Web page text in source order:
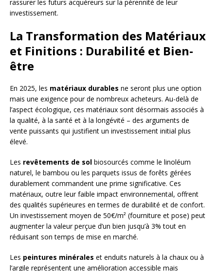
rassurer les futurs acquéreurs sur la pérennité de leur
investissement.
La Transformation des Matériaux
et Finitions : Durabilité et Bien-
être
En 2025, les matériaux durables ne seront plus une option
mais une exigence pour de nombreux acheteurs. Au-delà de
l’aspect écologique, ces matériaux sont désormais associés à
la qualité, à la santé et à la longévité – des arguments de
vente puissants qui justifient un investissement initial plus
élevé.
Les revêtements de sol biosourcés comme le linoléum
naturel, le bambou ou les parquets issus de forêts gérées
durablement commandent une prime significative. Ces
matériaux, outre leur faible impact environnemental, offrent
des qualités supérieures en termes de durabilité et de confort.
Un investissement moyen de 50€/m² (fourniture et pose) peut
augmenter la valeur perçue d’un bien jusqu’à 3% tout en
réduisant son temps de mise en marché.
Les peintures minérales et enduits naturels à la chaux ou à
l’argile représentent une amélioration accessible mais